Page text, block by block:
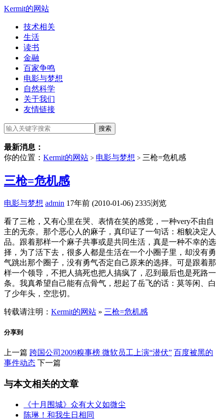
Kermit的网站
技术相关
生活
读书
金融
百家争鸣
电影与梦想
自然科学
关于我们
友情链接
最新消息：
你的位置： Kermit的网站 > 电影与梦想 > 三枪=危机感
三枪=危机感
电影与梦想 admin 17年前 (2010-01-06) 2335浏览
看了三枪，又有心里在哭、表情在笑的感觉，一种very不由自
主的无奈。那个恶心人的麻子，真印证了一句话：相貌决定人
品。跟着那样一个麻子共事或是共同生活，真是一种不幸的选
择，为了活下去，很多人都是生活在一个小圈子里，却没有勇
气跳出那个圈子，没有勇气否定自己原来的选择。可是跟着那
样一个领导，不把人搞死也把人搞疯了，忍到最后也是死路一
条。我真希望自己能有点骨气，想起了岳飞的话：莫等闲、白
了少年头，空悲切。
转载请注明： Kermit的网站 » 三枪=危机感
分享到
上一篇 跨国公司2009糗事榜 微软员工上演“潜伏” 百度被黑的
事件动态 下一篇
与本文相关的文章
《十月围城》众有大义如微尘
陈琳！和我生日相同